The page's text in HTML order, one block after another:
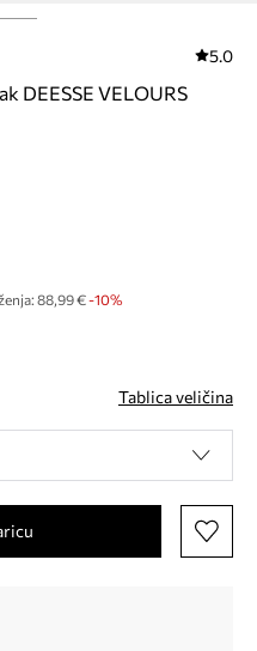
5.0
DEESSE VELOURS
88,99 € -10%
Tablica veličina